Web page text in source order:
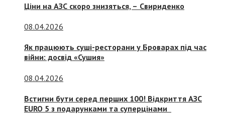
Ціни на АЗС скоро знизяться, – Свириденко
08.04.2026
Як працюють суші-ресторани у Броварах під час
війни: досвід «Сушия»
08.04.2026
Встигни бути серед перших 100! Відкриття АЗС
EURO 5 з подарунками та суперцінами